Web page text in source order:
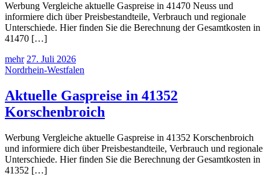
Werbung Vergleiche aktuelle Gaspreise in 41470 Neuss und
informiere dich über Preisbestandteile, Verbrauch und regionale
Unterschiede. Hier finden Sie die Berechnung der Gesamtkosten in
41470 […]
mehr 27. Juli 2026
Nordrhein-Westfalen
Aktuelle Gaspreise in 41352
Korschenbroich
Werbung Vergleiche aktuelle Gaspreise in 41352 Korschenbroich
und informiere dich über Preisbestandteile, Verbrauch und regionale
Unterschiede. Hier finden Sie die Berechnung der Gesamtkosten in
41352 […]